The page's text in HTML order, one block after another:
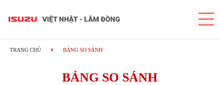
TRANG CHỦ BẢNG SO SÁNH
BẢNG SO SÁNH